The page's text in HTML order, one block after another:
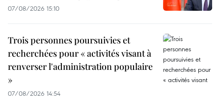
07/08/2026 15:10
Trois personnes poursuivies et
recherchées pour « activités visant à
renverser l'administration populaire
»
07/08/2026 14:54